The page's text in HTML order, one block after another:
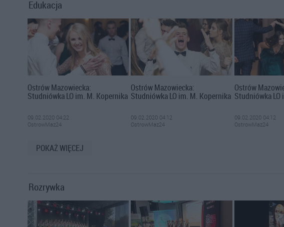
Edukacja
Ostrów Mazowiecka:
Studniówka LO im. M. Kopernika
09.02.2020 04:22
OstrowMaz24
Ostrów Mazowiecka:
Studniówka LO im. M. Kopernika
09.02.2020 04:12
OstrowMaz24
Ostrów
Studniówka
09.02.2020 04:12
OstrowMaz24
POKAŻ WIĘCEJ
Rozrywka